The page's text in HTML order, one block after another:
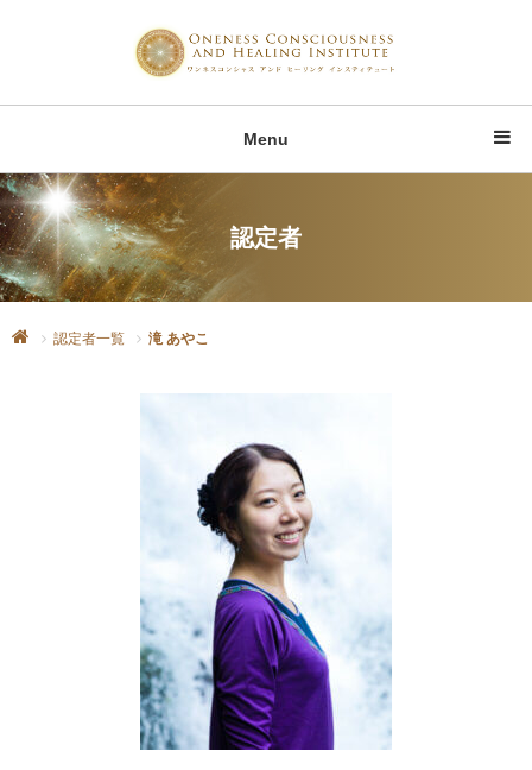
Menu
認定者
認定者一覧 滝 あやこ